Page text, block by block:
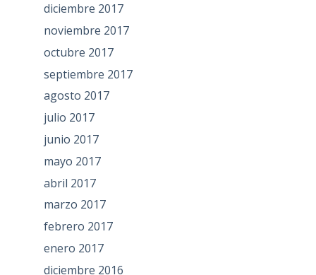
diciembre 2017
noviembre 2017
octubre 2017
septiembre 2017
agosto 2017
julio 2017
junio 2017
mayo 2017
abril 2017
marzo 2017
febrero 2017
enero 2017
diciembre 2016